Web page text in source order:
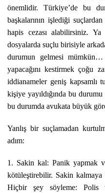
önemlidir. Türkiye’de bu
başkalarının işlediği
hapis cezası alabilirsiniz.
dosyalarda suçlu birisiyle
durumun gelmesi
yapacağını kestirmek çoğu
iddianameler geniş kapsamlı
kişiye yayıldığında bu
bu durumda avukata büyük
Yanlış bir suçlamadan
adım:
1. Sakin kal: Panik yapmak
kötüleştirebilir. Sakin kalmaya
Hiçbir şey söyleme: Polis